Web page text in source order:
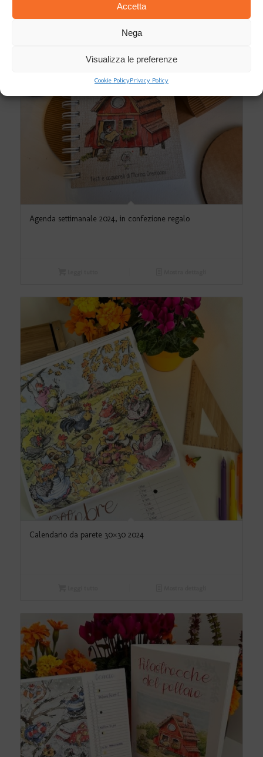
Accetta
Nega
Visualizza le preferenze
Cookie PolicyPrivacy Policy
Agenda settimanale 2024, in confezione regalo
Calendario da parete 30×30 2024